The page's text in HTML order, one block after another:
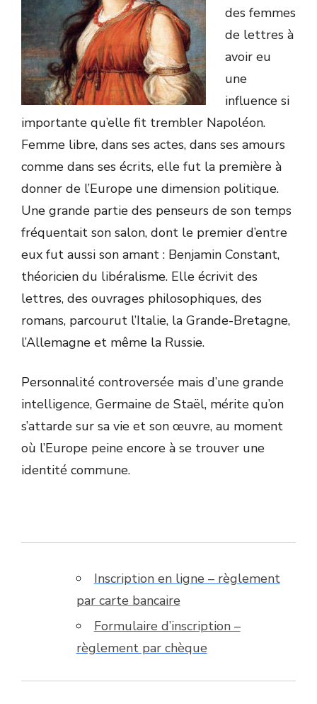
des femmes
de lettres à
avoir eu
une
influence si
importante qu’elle fit trembler Napoléon.
Femme libre, dans ses actes, dans ses amours
comme dans ses écrits, elle fut la première à
donner de l’Europe une dimension politique.
Une grande partie des penseurs de son temps
fréquentait son salon, dont le premier d’entre
eux fut aussi son amant : Benjamin Constant,
théoricien du libéralisme. Elle écrivit des
lettres, des ouvrages philosophiques, des
romans, parcourut l’Italie, la Grande-Bretagne,
l’Allemagne et même la Russie.
Personnalité controversée mais d’une grande
intelligence, Germaine de Staël, mérite qu’on
s’attarde sur sa vie et son œuvre, au moment
où l’Europe peine encore à se trouver une
identité commune.
Inscription en ligne – règlement
par carte bancaire
Formulaire d’inscription –
règlement par chèque